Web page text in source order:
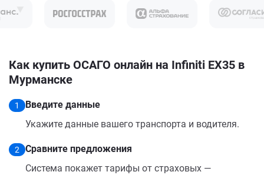
Как купить ОСАГО онлайн на Infiniti EX35 в
Мурманске
1
Введите данные
Укажите данные вашего транспорта и водителя.
2
Сравните предложения
Система покажет тарифы от страховых —